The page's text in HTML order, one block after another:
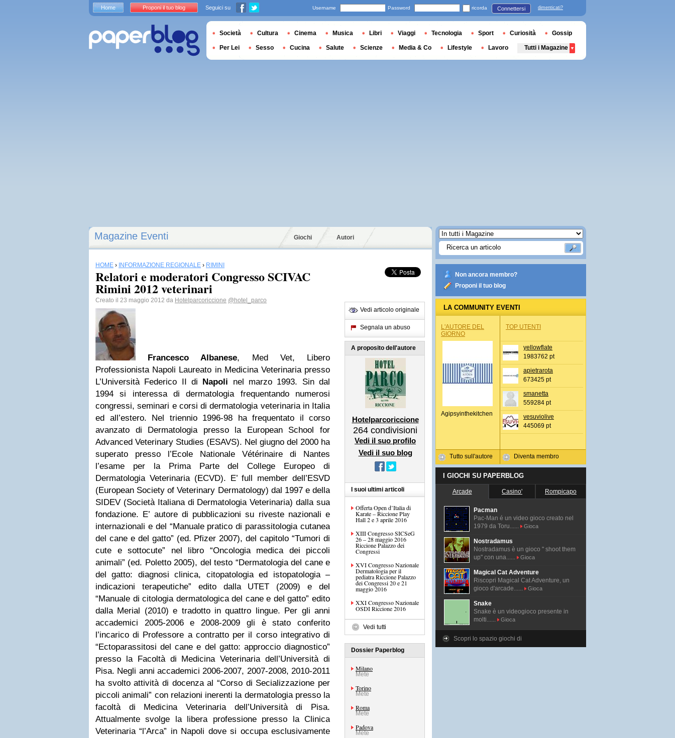
Magazine Eventi Giochi Autori
HOME › INFORMAZIONE REGIONALE › RIMINI
Relatori e moderatori Congresso SCIVAC
Rimini 2012 veterinari
Creato il 23 maggio 2012 da Hotelparcoriccione @hotel_parco
Francesco Albanese, Med Vet, Libero
Professionista Napoli Laureato in Medicina Veterinaria presso
L’Università Federico II di Napoli nel marzo 1993. Sin dal
1994 si interessa di dermatologia frequentando numerosi
congressi, seminari e corsi di dermatologia veterinaria in Italia
ed all’estero. Nel triennio 1996-98 ha frequentato il corso
avanzato di Dermatologia presso la European School for
Advanced Veterinary Studies (ESAVS). Nel giugno del 2000 ha
superato presso l’Ecole Nationale Vétérinaire di Nantes
l’esame per la Prima Parte del College Europeo di
Dermatologia Veterinaria (ECVD). E’ full member dell’ESVD
(European Society of Veterinary Dermatology) dal 1997 e della
SIDEV (Società Italiana di Dermatologia Veterinaria) dalla sua
fondazione. E’ autore di pubblicazioni su riveste nazionali e
internazionali e del “Manuale pratico di parassitologia cutanea
del cane e del gatto” (ed. Pfizer 2007), del capitolo “Tumori di
cute e sottocute” nel libro “Oncologia medica dei piccoli
animali” (ed. Poletto 2005), del testo “Dermatologia del cane e
del gatto: diagnosi clinica, citopatologia ed istopatologia –
indicazioni terapeutiche” edito dalla UTET (2009) e del
“Manuale di citologia dermatologica del cane e del gatto” edito
dalla Merial (2010) e tradotto in quattro lingue. Per gli anni
accademici 2005-2006 e 2008-2009 gli è stato conferito
l’incarico di Professore a contratto per il corso integrativo di
“Ectoparassitosi del cane e del gatto: approccio diagnostico”
presso la Facoltà di Medicina Veterinaria dell’Università di
Pisa. Negli anni accademici 2006-2007, 2007-2008, 2010-2011
ha svolto attività di docenza al “Corso di Secializzazione per
piccoli animali” con relazioni inerenti la dermatologia presso la
facoltà di Medicina Veterinaria dell’Università di Pisa.
Attualmente svolge la libera professione presso la Clinica
Veterinaria “l’Arca” in Napoli dove si occupa esclusivamente
Vedi articolo originale
Segnala un abuso
A proposito dell'autore
Hotelparcoriccione
264 condivisioni
Vedi il suo profilo
Vedi il suo blog
I suoi ultimi articoli
Offerta Open d’Italia di
Karate – Riccione Play
Hall 2 e 3 aprile 2016
XIII Congresso SICSeG
26 – 28 maggio 2016
Riccione Palazzo dei
Congressi
XVI Congresso Nazionale
Dermatologia per il
pediatra Riccione Palazzo
dei Congressi 20 e 21
maggio 2016
XXI Congresso Nazionale
OSDI Riccione 2016
Vedi tutti
Dossier Paperblog
Milano
Mete
Torino
Mete
Roma
Mete
Padova
Mete
Non ancora membro?
Proponi il tuo blog
LA COMMUNITY EVENTI
L'AUTORE DEL
GIORNO
Agipsyinthekitchen
Tutto sull'autore
TOP UTENTI
yellowflate
1983762 pt
apietrarota
673425 pt
smanetta
559284 pt
vesuviolive
445069 pt
Diventa membro
I GIOCHI SU PAPERBLOG
Arcade Casino' Rompicapo
Pacman
Pac-Man é un video gioco creato nel
1979 da Toru......
Gioca
Nostradamus
Nostradamus è un gioco " shoot them
up" con una......
Gioca
Magical Cat Adventure
Riscopri Magical Cat Adventure, un
gioco d'arcade......
Gioca
Snake
Snake è un videogioco presente in
molti......
Gioca
Scopri lo spazio giochi di
Home Proponi il tuo blog Seguici su Username Password ricorda Connettersi dimenticati?
Società Cultura Cinema Musica Libri Viaggi Tecnologia Sport Curiosità Gossip
Per Lei Sesso Cucina Salute Scienze Media & Co Lifestyle Lavoro Tutti i Magazine